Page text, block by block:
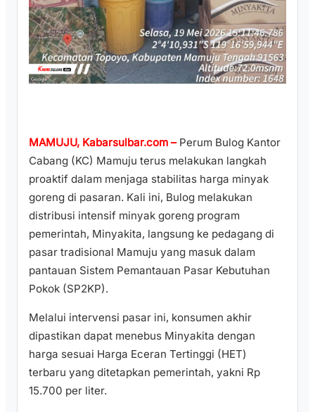
MAMUJU, Kabarsulbar.com –Perum Bulog Kantor
Cabang (KC) Mamuju terus melakukan langkah
proaktif dalam menjaga stabilitas harga minyak
goreng di pasaran. Kali ini, Bulog melakukan
distribusi intensif minyak goreng program
pemerintah, Minyakita, langsung ke pedagang di
pasar tradisional Mamuju yang masuk dalam
pantauan Sistem Pemantauan Pasar Kebutuhan
Pokok (SP2KP).
​Melalui intervensi pasar ini, konsumen akhir
dipastikan dapat menebus Minyakita dengan
harga sesuai Harga Eceran Tertinggi (HET)
terbaru yang ditetapkan pemerintah, yakni Rp
15.700 per liter.